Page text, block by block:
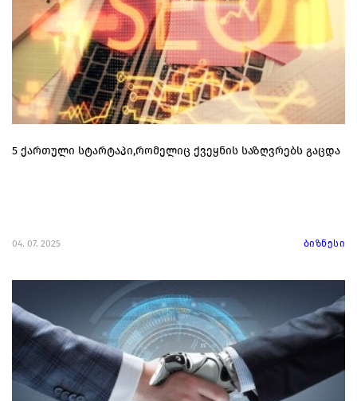
5 ქართული სტარტაპი,რომელიც ქვეყნის საზღვრებს გაცდა
04. 07. 2025 ბიზნესი